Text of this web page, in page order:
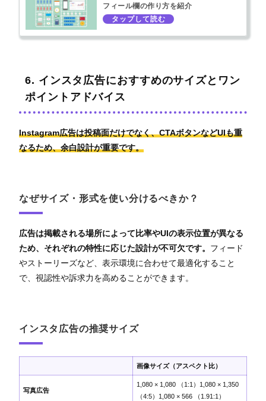
フィール欄の作り方を紹介
6. インスタ広告におすすめのサイズとワン
ポイントアドバイス
Instagram広告は投稿面だけでなく、CTAボタンなどUIも重
なるため、余白設計が重要です。
なぜサイズ・形式を使い分けるべきか？
広告は掲載される場所によって比率やUIの表示位置が異なる
ため、それぞれの特性に応じた設計が不可欠です。 フィード
やストーリーズなど、表示環境に合わせて最適化すること
で、視認性や訴求力を高めることができます。
インスタ広告の推奨サイズ
画像サイズ（アスペクト比）
写真広告
1,080 × 1,080 （1:1）1,080 × 1,350
（4:5）1,080 × 566 （1.91:1）